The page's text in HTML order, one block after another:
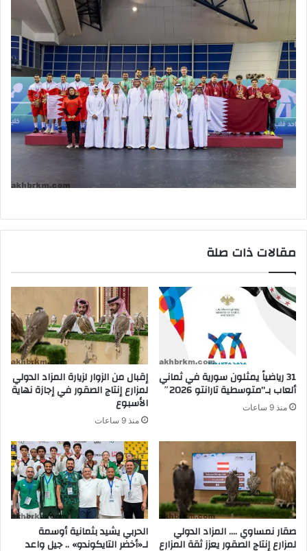
مقالات ذات صلة
31 رياضياً يمثلون سورية في ثماني
ألعاب بـ”متوسطية تارانتو 2026″
منذ 9 ساعات
إقبال من الزوار لزيارة المزاد الدولي
لمزارع إنتاج الصقور في إجازة نهاية
الأسبوع
منذ 9 ساعات
صقار نمساوي …. المزاد الدولي
لمزارع إنتاج الصقور يعزز ثقة المزارع
الحربي يشيد بثمانية أوسمة
لـ«أخضر التايكوندو» .. جيل واعد